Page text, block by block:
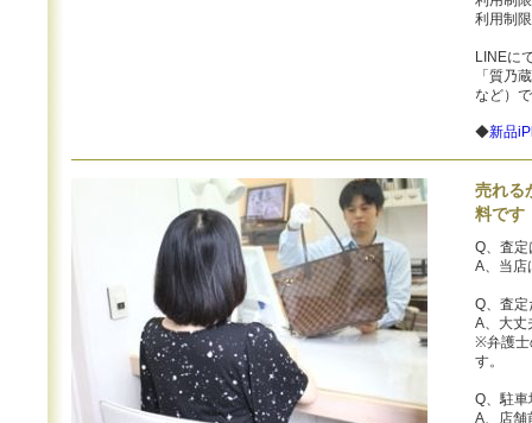
利用制
LINEに
「質乃
など）
◆新品
売れる
料です
Q、査
A、当店
Q、査
A、大丈
※弁護士
す。
Q、駐
A、店舗